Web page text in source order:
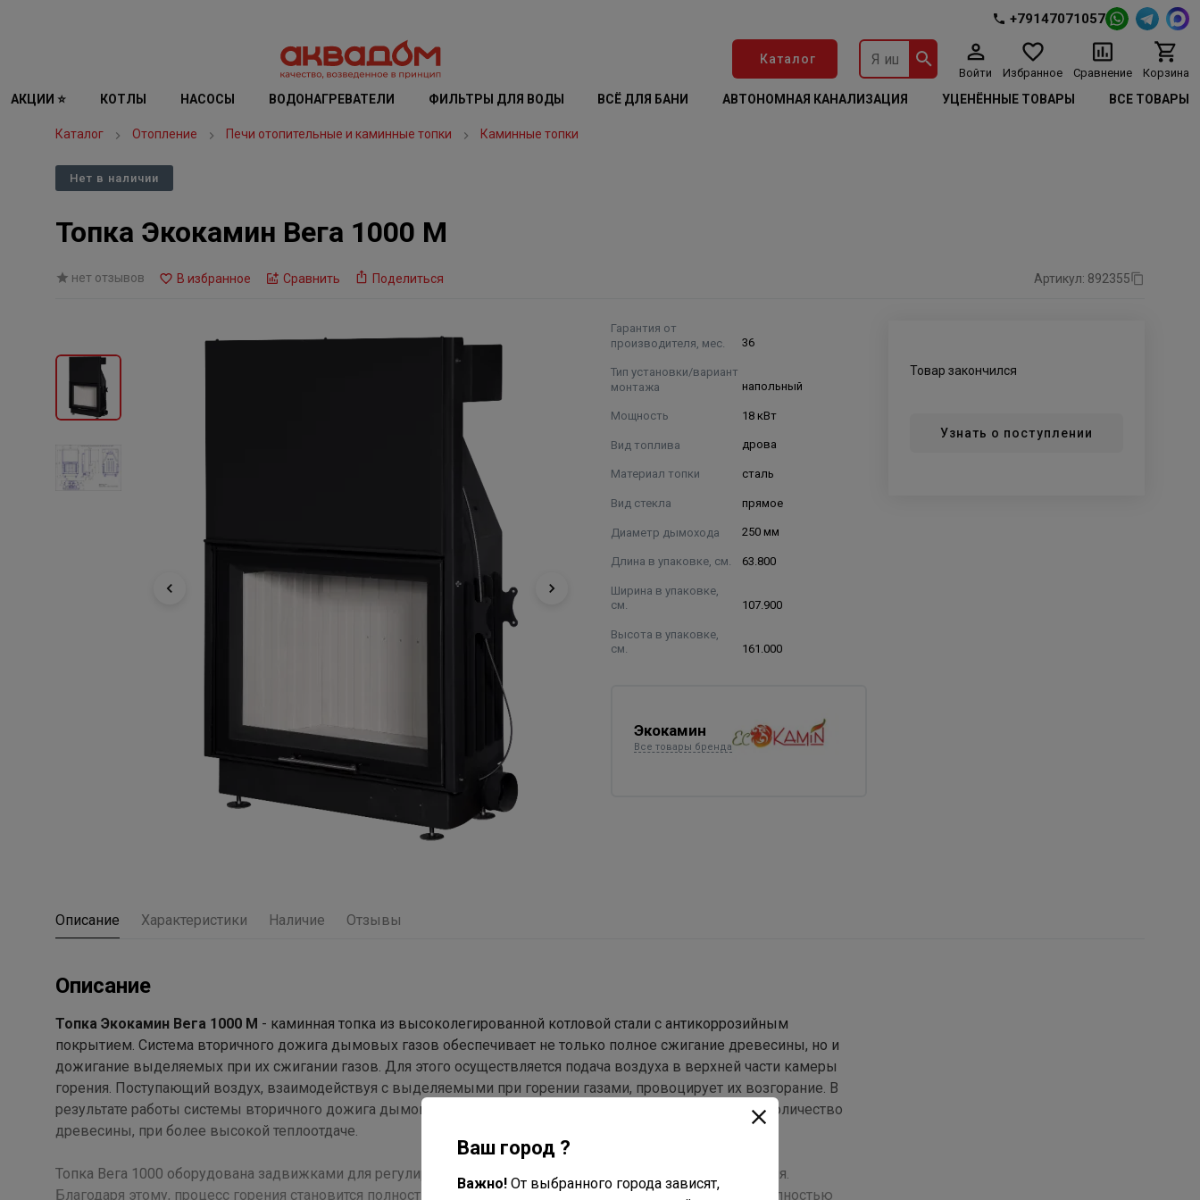
+79147071057
Каталог
Войти Избранное Сравнение Корзина
АКЦИИ ⭐ КОТЛЫ НАСОСЫ ВОДОНАГРЕВАТЕЛИ ФИЛЬТРЫ ДЛЯ ВОДЫ ВСЁ ДЛЯ БАНИ АВТОНОМНАЯ КАНАЛИЗАЦИЯ УЦЕНЁННЫЕ ТОВАРЫ ВСЕ ТОВАРЫ
Каталог Отопление Печи отопительные и каминные топки Каминные топки
Нет в наличии
Топка Экокамин Вега 1000 М
нет отзывов В избранное Сравнить Поделиться Артикул: 892355
Гарантия от
производителя, мес.
36
Тип установки/вариант
монтажа
напольный
Мощность 18 кВт
Вид топлива дрова
Материал топки сталь
Вид стекла прямое
Диаметр дымохода 250 мм
Длина в упаковке, см. 63.800
Ширина в упаковке,
см.
107.900
Высота в упаковке,
см.
161.000
Экокамин
Все товары бренда
Товар закончился
Узнать о поступлении
Описание Характеристики Наличие Отзывы
Описание
Топка Экокамин Вега 1000 М - каминная топка из высоколегированной котловой стали с антикоррозийным
покрытием. Система вторичного дожига дымовых газов обеспечивает не только полное сжигание древесины, но и
дожигание выделяемых при их сжигании газов. Для этого осуществляется подача воздуха в верхней части камеры
горения. Поступающий воздух, взаимодействуя с выделяемыми при горении газами, провоцирует их возгорание. В
результате работы системы вторичного дожига дымовых газов топка потребляет значительно меньшее количество
древесины, при более высокой теплоотдаче.
Топка Вега 1000 оборудована задвижками для регулирования поступление воздуха внутрь камеры горения.
Благодаря этому, процесс горения становится полностью управляемым. Во время розжига необходимо полностью
Ваш город ?
Важно! От выбранного города зависят,